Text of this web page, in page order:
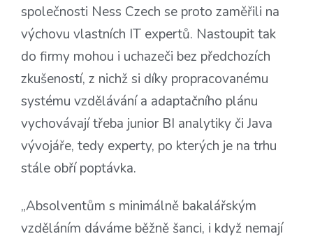
společnosti Ness Czech se proto zaměřili na
výchovu vlastních IT expertů. Nastoupit tak
do firmy mohou i uchazeči bez předchozích
zkušeností, z nichž si díky propracovanému
systému vzdělávání a adaptačního plánu
vychovávají třeba junior BI analytiky či Java
vývojáře, tedy experty, po kterých je na trhu
stále obří poptávka.
„Absolventům s minimálně bakalářským
vzděláním dáváme běžně šanci, i když nemají